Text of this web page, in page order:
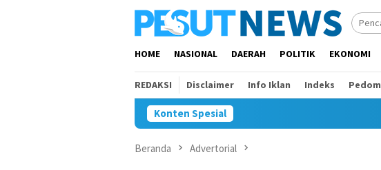
HOME NASIONAL DAERAH POLITIK EKONOMI
REDAKSI Disclaimer Info Iklan Indeks
Konten Spesial
Beranda Advertorial